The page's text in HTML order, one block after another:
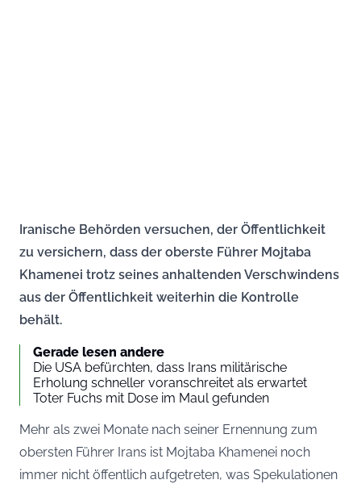
Iranische Behörden versuchen, der Öffentlichkeit
zu versichern, dass der oberste Führer Mojtaba
Khamenei trotz seines anhaltenden Verschwindens
aus der Öffentlichkeit weiterhin die Kontrolle
behält.
Gerade lesen andere
Die USA befürchten, dass Irans militärische
Erholung schneller voranschreitet als erwartet
Toter Fuchs mit Dose im Maul gefunden
Mehr als zwei Monate nach seiner Ernennung zum
obersten Führer Irans ist Mojtaba Khamenei noch
immer nicht öffentlich aufgetreten, was Spekulationen